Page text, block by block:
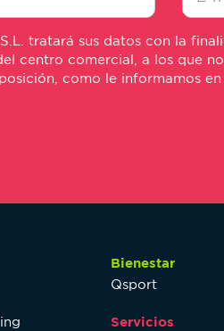
mail
*
tratará sus datos con la
centro comercial, a los que
como le informamos en
Bienestar
Qsport
Servicios